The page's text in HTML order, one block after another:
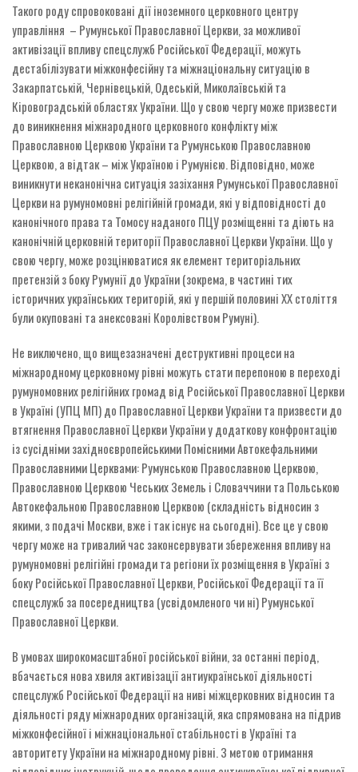
Такого роду спровоковані дії іноземного церковного центру
управління – Румунської Православної Церкви, за можливої
активізації впливу спецслужб Російської Федерації, можуть
дестабілізувати міжконфесійну та міжнаціональну ситуацію в
Закарпатській, Чернівецькій, Одеській, Миколаївській та
Кіровоградській областях України. Що у свою чергу може призвести
до виникнення міжнародного церковного конфлікту між
Православною Церквою України та Румунською Православною
Церквою, а відтак – між Україною і Румунією. Відповідно, може
виникнути неканонічна ситуація зазіхання Румунської Православної
Церкви на румуномовні релігійній громади, які у відповідності до
канонічного права та Томосу наданого ПЦУ розміщенні та діють на
канонічній церковній території Православної Церкви України. Що у
свою чергу, може розцінюватися як елемент територіальних
претензій з боку Румунії до України (зокрема, в частині тих
історичних українських територій, які у першій половині ХХ століття
були окуповані та анексовані Королівством Румуні).
Не виключено, що вищезазначені деструктивні процеси на
міжнародному церковному рівні можуть стати перепоною в переході
румуномовних релігійних громад від Російської Православної Церкви
в Україні (УПЦ МП) до Православної Церкви України та призвести до
втягнення Православної Церкви України у додаткову конфронтацію
із сусідніми західноєвропейськими Помісними Автокефальними
Православними Церквами: Румунською Православною Церквою,
Православною Церквою Чеських Земель і Словаччини та Польською
Автокефальною Православною Церквою (складність відносин з
якими, з подачі Москви, вже і так існує на сьогодні). Все це у свою
чергу може на тривалий час законсервувати збереження впливу на
румуномовні релігійні громади та регіони їх розміщення в Україні з
боку Російської Православної Церкви, Російської Федерації та її
спецслужб за посередництва (усвідомленого чи ні) Румунської
Православної Церкви.
В умовах широкомасштабної російської війни, за останні період,
вбачається нова хвиля активізації антиукраїнської діяльності
спецслужб Російської Федерації на ниві міжцерковних відносин та
діяльності ряду міжнародних організацій, яка спрямована на підрив
міжконфесійної і міжнаціональної стабільності в Україні та
авторитету України на міжнародному рівні. З метою отримання